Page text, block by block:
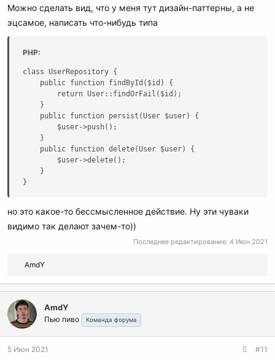
Можно сделать вид, что у меня тут дизайн-паттерны, а не
эцсамое, написать что-нибудь типа
PHP:
class UserRepository {
    public function findById($id) {
        return User::findOrFail($id);
    }
    public function persist(User $user) {
        $user->push();
    }
    public function delete(User $user) {
        $user->delete();
    }
}
но это какое-то бессмысленное действие. Ну эти чуваки
видимо так делают зачем-то))
Последнее редактирование: 4 Июн 2021
Р
а
к
ц
и
и
AmdY
AmdY
Пью пиво Команда форума
5 Июн 2021 #11